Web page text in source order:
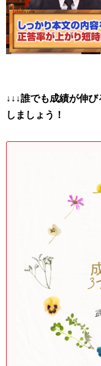
↓↓↓誰でも成績が伸
しましょう！